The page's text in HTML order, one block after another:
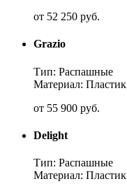
от 52 250 руб.
Grazio
Тип: Распашные
Материал: Пластик
от 55 900 руб.
Delight
Тип: Распашные
Материал: Пластик